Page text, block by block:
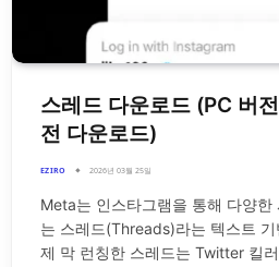
스레드 다운로드 (PC 버
전 다운로드)
EZIRO 2026년 03월 25일
Meta는 인스타그램을 통해 다양한
는 스레드(Threads)라는 텍스트
제 막 런칭한 스레드는 Twitter 킬